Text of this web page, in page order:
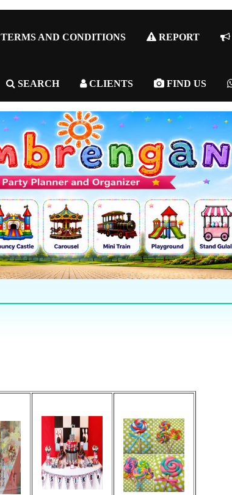
TERMS AND CONDITIONS REPORT
SEARCH CLIENTS FIND US